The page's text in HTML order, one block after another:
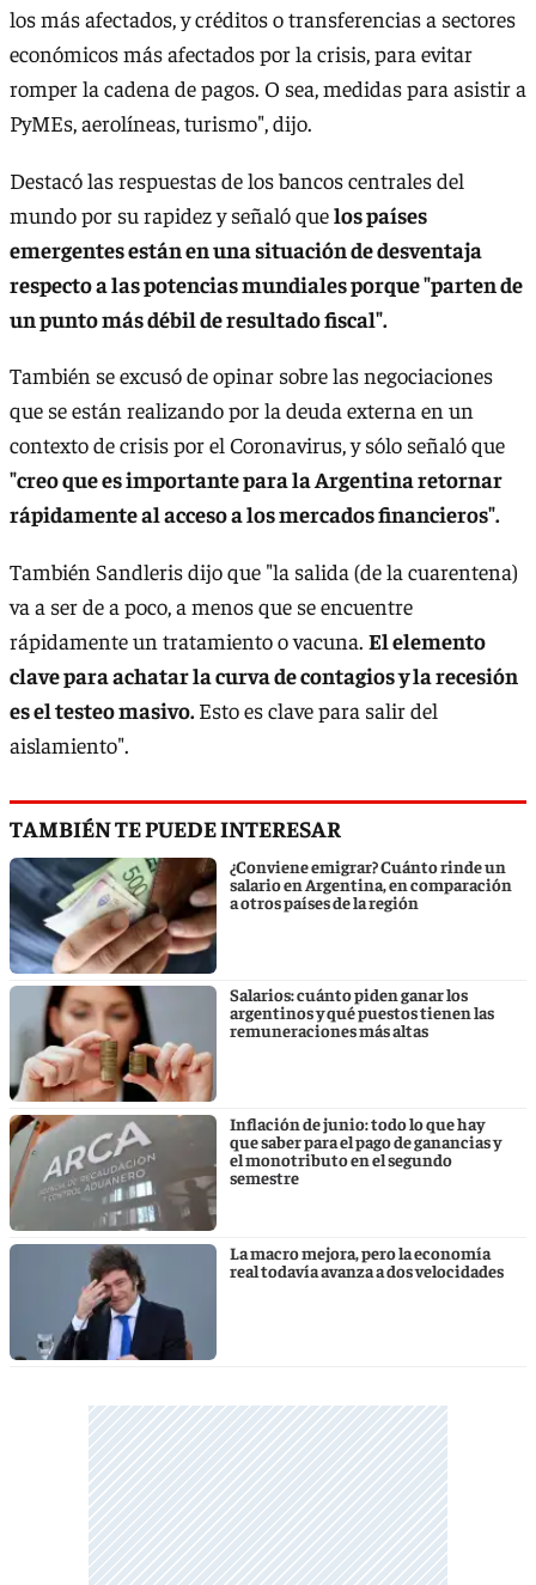
los más afectados, y créditos o transferencias a sectores
económicos más afectados por la crisis, para evitar
romper la cadena de pagos. O sea, medidas para asistir a
PyMEs, aerolíneas, turismo", dijo.
Destacó las respuestas de los bancos centrales del
mundo por su rapidez y señaló quelos países
emergentes están en una situación de desventaja
respecto a las potencias mundiales porque "parten de
un punto más débil de resultado fiscal".
También se excusó de opinar sobre las negociaciones
que se están realizando por la deuda externa en un
contexto de crisis por el Coronavirus, y sólo señaló que
"creo que es importante para la Argentina retornar
rápidamente al acceso a los mercados financieros".
También Sandleris dijo que "la salida (de la cuarentena)
va a ser de a poco, a menos que se encuentre
rápidamente un tratamiento o vacuna. El elemento
clave para achatar la curva de contagios y la recesión
es el testeo masivo.Esto es clave para salir del
aislamiento".
TAMBIÉN TE PUEDE INTERESAR
¿Conviene emigrar? Cuánto rinde un
salario en Argentina, en comparación
a otros países de la región
Salarios: cuánto piden ganar los
argentinos y qué puestos tienen las
remuneraciones más altas
Inflación de junio: todo lo que hay
que saber para el pago de ganancias y
el monotributo en el segundo
semestre
La macro mejora, pero la economía
real todavía avanza a dos velocidades